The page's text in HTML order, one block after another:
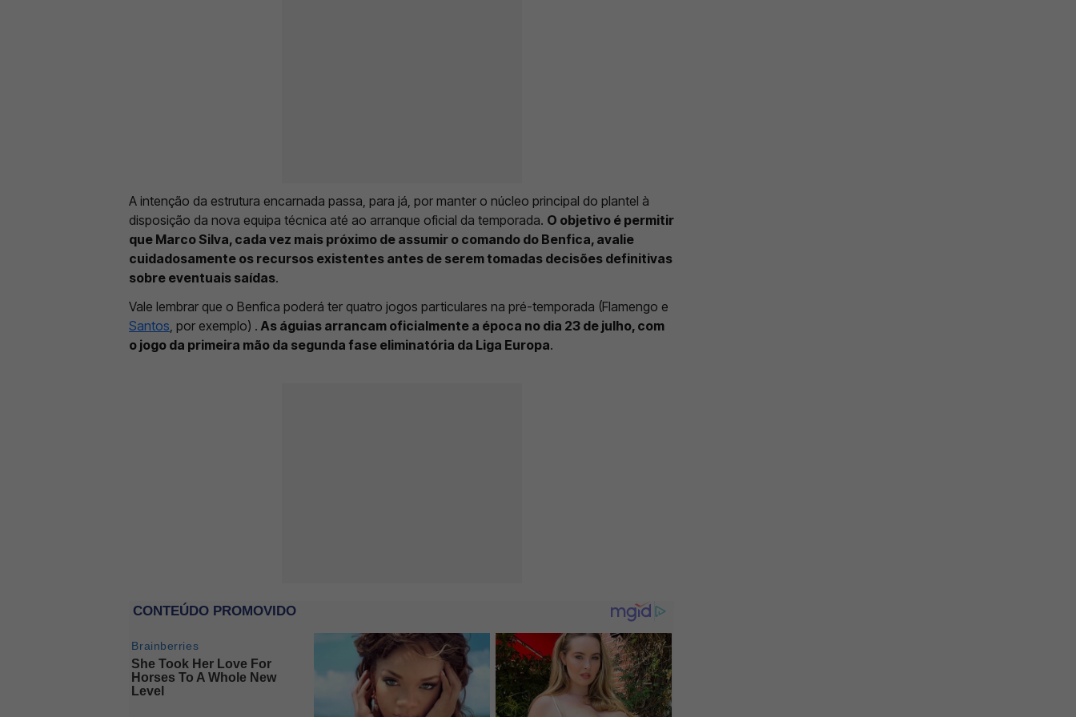
A intenção da estrutura encarnada passa, para já, por manter o núcleo principal do plantel à
disposição da nova equipa técnica até ao arranque oficial da temporada. O objetivo é permitir
que Marco Silva, cada vez mais próximo de assumir o comando do Benfica, avalie
cuidadosamente os recursos existentes antes de serem tomadas decisões definitivas
sobre eventuais saídas.
Vale lembrar que o Benfica poderá ter quatro jogos particulares na pré-temporada (Flamengo e
Santos, por exemplo) . As águias arrancam oficialmente a época no dia 23 de julho, com
o jogo da primeira mão da segunda fase eliminatória da Liga Europa.